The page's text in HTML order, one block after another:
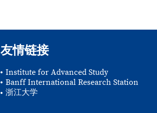
友情链接
Institute for Advanced Study
Banff International Research Station
浙江大学